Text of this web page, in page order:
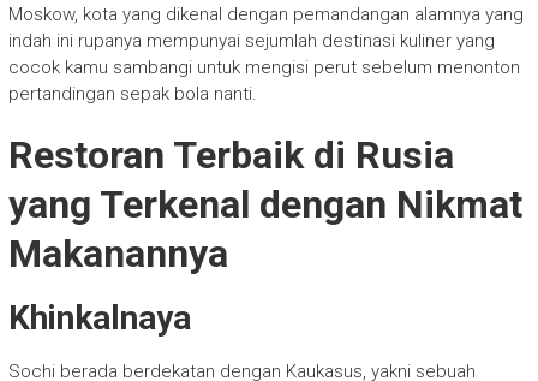
Moskow, kota yang dikenal dengan pemandangan alamnya yang
indah ini rupanya mempunyai sejumlah destinasi kuliner yang
cocok kamu sambangi untuk mengisi perut sebelum menonton
pertandingan sepak bola nanti.
Restoran Terbaik di Rusia
yang Terkenal dengan Nikmat
Makanannya
Khinkalnaya
Sochi berada berdekatan dengan Kaukasus, yakni sebuah